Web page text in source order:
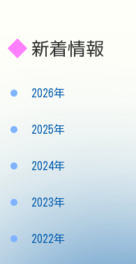
新着情報
2026年
2025年
2024年
2023年
2022年